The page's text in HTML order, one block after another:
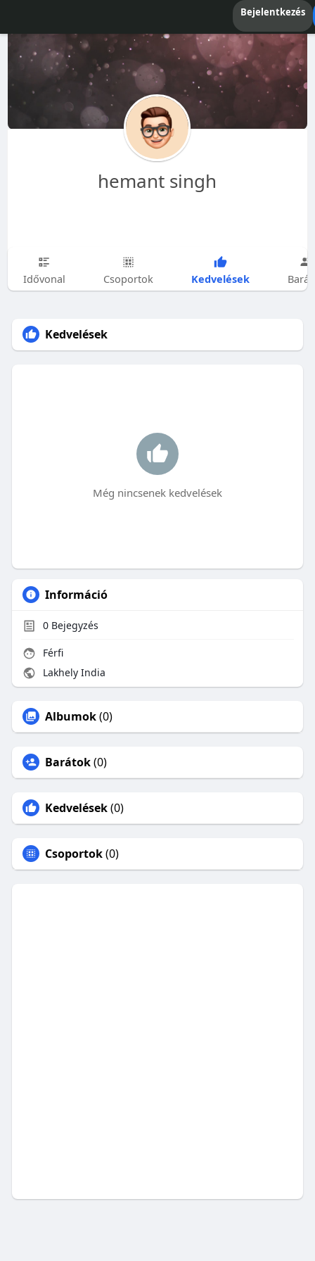
Bejelentkezés
hemant singh
Idővonal Csoportok Kedvelések
Kedvelések
Még nincsenek kedvelések
Információ
0Bejegyzés
Férfi
Lakhely India
Albumok(0)
Barátok(0)
Kedvelések(0)
Csoportok(0)